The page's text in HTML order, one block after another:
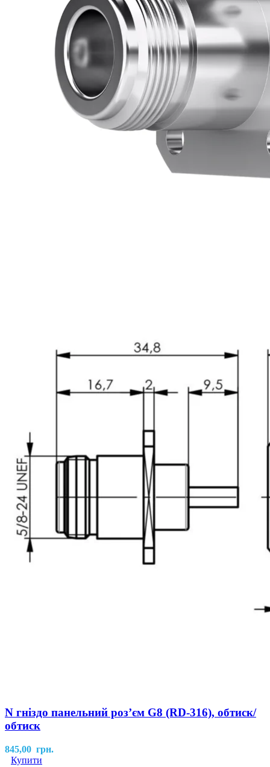
N гніздо панельний розʼєм G8 (RD-316), обтиск/
обтиск
845,00 грн.
Купити